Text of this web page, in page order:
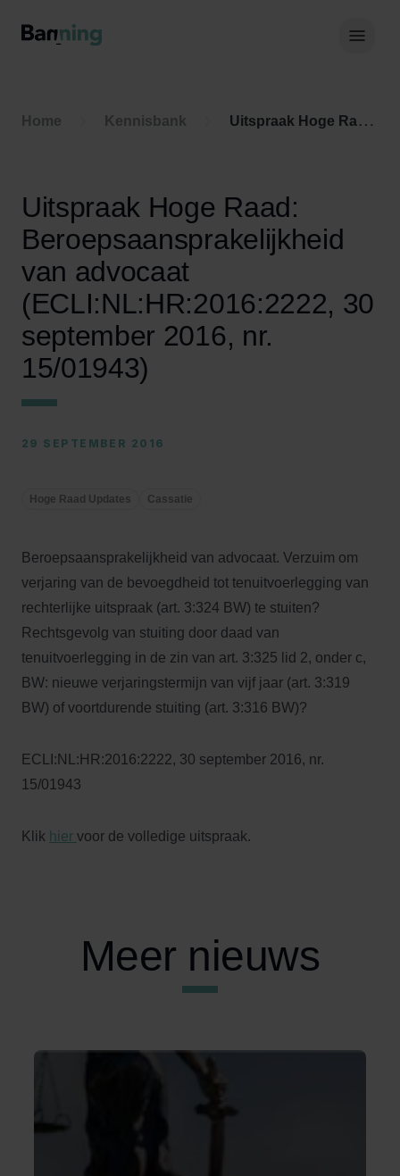
Home Kennisbank Uitspraak Hoge Raad: Beroepsaansprakelijkheid van advocaat (ECLI:NL:HR:2016:2222, 30 september 2016, nr. 15/01943)
Uitspraak Hoge Raad:
Beroepsaansprakelijkheid
van advocaat
(ECLI:NL:HR:2016:2222, 30
september 2016, nr.
15/01943)
29 SEPTEMBER 2016
Hoge Raad Updates Cassatie
Beroepsaansprakelijkheid van advocaat. Verzuim om
verjaring van de bevoegdheid tot tenuitvoerlegging van
rechterlijke uitspraak (art. 3:324 BW) te stuiten?
Rechtsgevolg van stuiting door daad van
tenuitvoerlegging in de zin van art. 3:325 lid 2, onder c,
BW: nieuwe verjaringstermijn van vijf jaar (art. 3:319
BW) of voortdurende stuiting (art. 3:316 BW)?
ECLI:NL:HR:2016:2222, 30 september 2016, nr.
15/01943
Klik hier voor de volledige uitspraak.
Meer nieuws